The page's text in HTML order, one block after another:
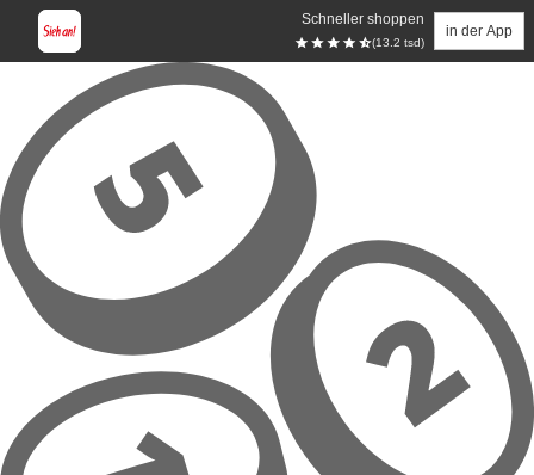
Schneller shoppen
(13.2 tsd)
in der App
Zum Hauptinhalt springen